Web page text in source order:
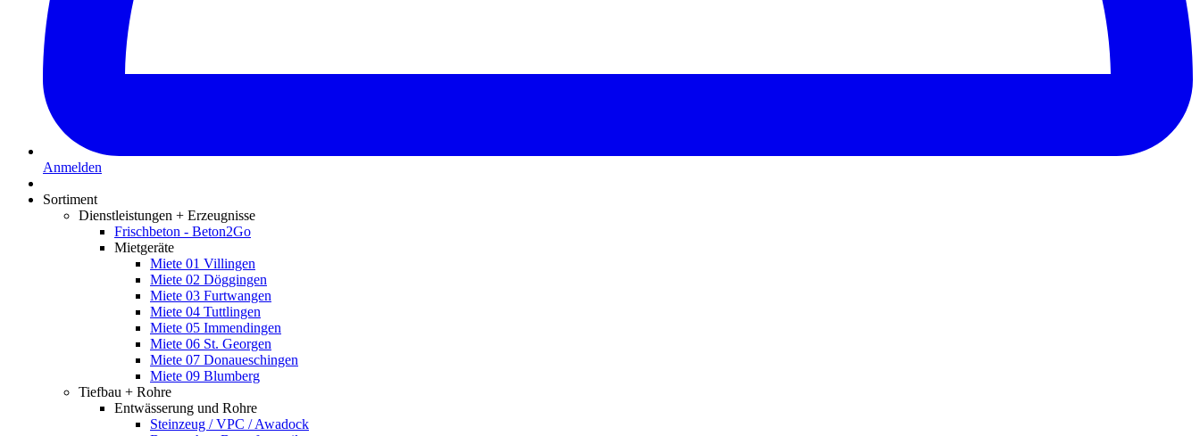
Anmelden
Sortiment
Dienstleistungen + Erzeugnisse
Frischbeton - Beton2Go
Mietgeräte
Miete 01 Villingen
Miete 02 Döggingen
Miete 03 Furtwangen
Miete 04 Tuttlingen
Miete 05 Immendingen
Miete 06 St. Georgen
Miete 07 Donaueschingen
Miete 09 Blumberg
Tiefbau + Rohre
Entwässerung und Rohre
Steinzeug / VPC / Awadock